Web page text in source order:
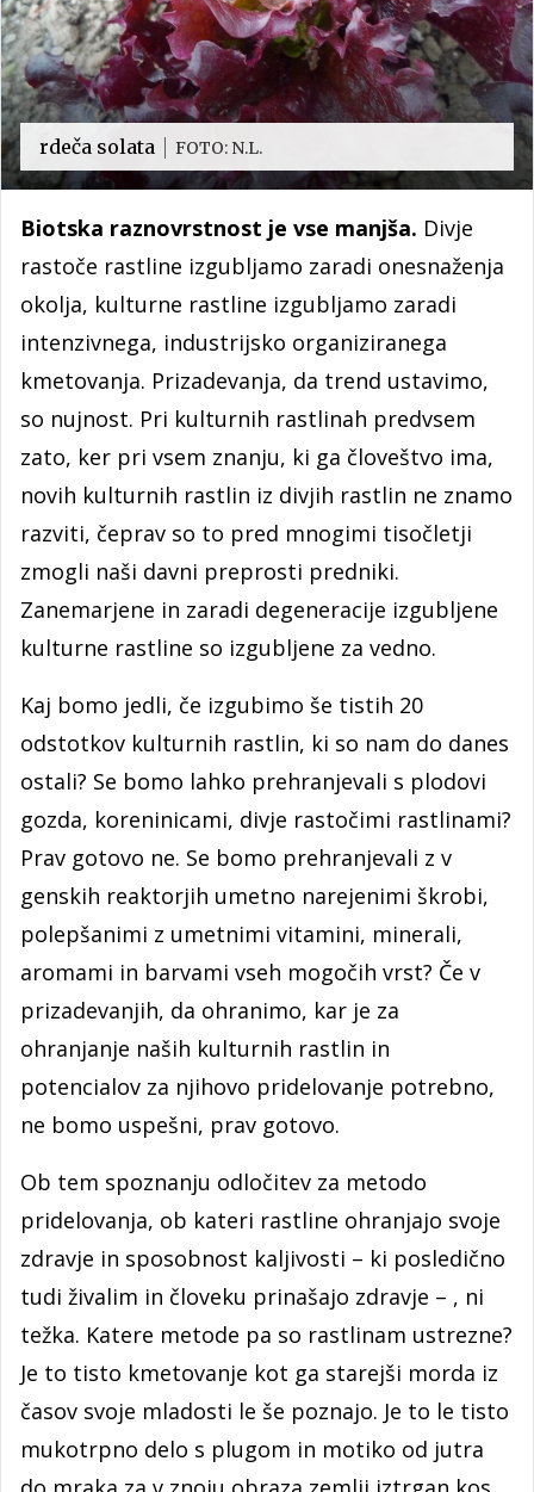
rdeča solata FOTO: N.L.
Biotska raznovrstnost je vse manjša. Divje
rastoče rastline izgubljamo zaradi onesnaženja
okolja, kulturne rastline izgubljamo zaradi
intenzivnega, industrijsko organiziranega
kmetovanja. Prizadevanja, da trend ustavimo,
so nujnost. Pri kulturnih rastlinah predvsem
zato, ker pri vsem znanju, ki ga človeštvo ima,
novih kulturnih rastlin iz divjih rastlin ne znamo
razviti, čeprav so to pred mnogimi tisočletji
zmogli naši davni preprosti predniki.
Zanemarjene in zaradi degeneracije izgubljene
kulturne rastline so izgubljene za vedno.
Kaj bomo jedli, če izgubimo še tistih 20
odstotkov kulturnih rastlin, ki so nam do danes
ostali? Se bomo lahko prehranjevali s plodovi
gozda, koreninicami, divje rastočimi rastlinami?
Prav gotovo ne. Se bomo prehranjevali z v
genskih reaktorjih umetno narejenimi škrobi,
polepšanimi z umetnimi vitamini, minerali,
aromami in barvami vseh mogočih vrst? Če v
prizadevanjih, da ohranimo, kar je za
ohranjanje naših kulturnih rastlin in
potencialov za njihovo pridelovanje potrebno,
ne bomo uspešni, prav gotovo.
Ob tem spoznanju odločitev za metodo
pridelovanja, ob kateri rastline ohranjajo svoje
zdravje in sposobnost kaljivosti – ki posledično
tudi živalim in človeku prinašajo zdravje – , ni
težka. Katere metode pa so rastlinam ustrezne?
Je to tisto kmetovanje kot ga starejši morda iz
časov svoje mladosti le še poznajo. Je to le tisto
mukotrpno delo s plugom in motiko od jutra